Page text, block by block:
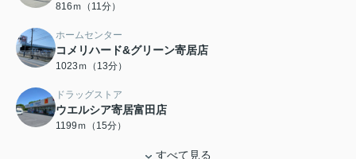
816ｍ（11分）
ホームセンター
コメリハード&グリーン寄居店
1023ｍ（13分）
ドラッグストア
ウエルシア寄居富田店
1199ｍ（15分）
すべて見る